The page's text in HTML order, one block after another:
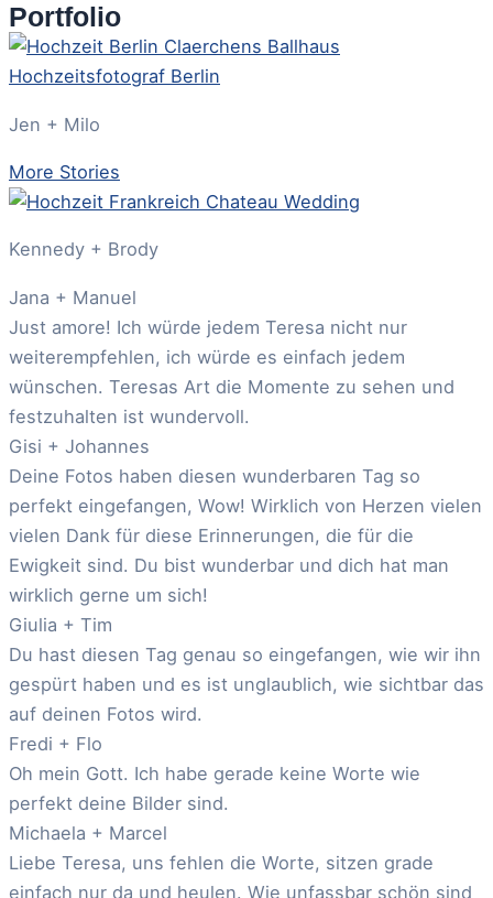
Portfolio
Jen + Milo
More Stories
Kennedy + Brody
Jana + Manuel
Just amore! Ich würde jedem Teresa nicht nur
weiterempfehlen, ich würde es einfach jedem
wünschen. Teresas Art die Momente zu sehen und
festzuhalten ist wundervoll.
Gisi + Johannes
Deine Fotos haben diesen wunderbaren Tag so
perfekt eingefangen, Wow! Wirklich von Herzen vielen
vielen Dank für diese Erinnerungen, die für die
Ewigkeit sind. Du bist wunderbar und dich hat man
wirklich gerne um sich!
Giulia + Tim
Du hast diesen Tag genau so eingefangen, wie wir ihn
gespürt haben und es ist unglaublich, wie sichtbar das
auf deinen Fotos wird.
Fredi + Flo
Oh mein Gott. Ich habe gerade keine Worte wie
perfekt deine Bilder sind.
Michaela + Marcel
Liebe Teresa, uns fehlen die Worte, sitzen grade
einfach nur da und heulen. Wie unfassbar schön sind